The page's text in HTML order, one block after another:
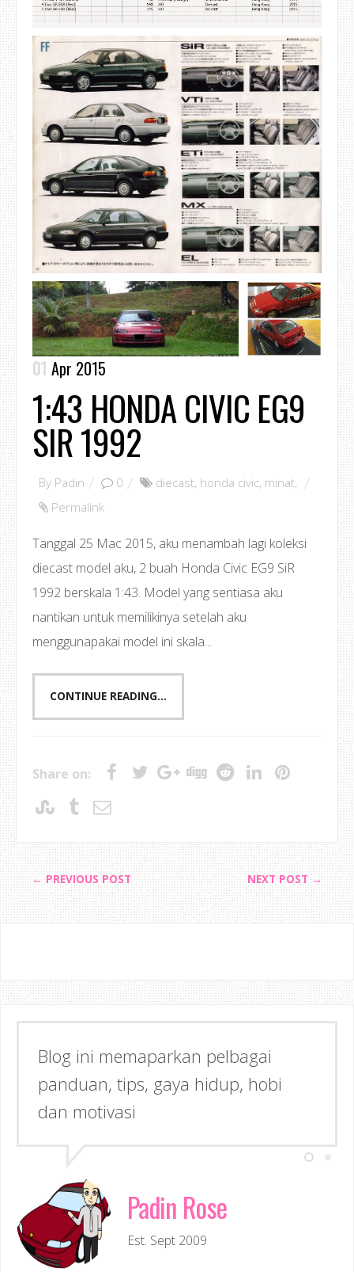
01 Apr 2015
1:43 HONDA CIVIC EG9
SIR 1992
By Padin 0 diecast, honda civic, minat,
Permalink
Tanggal 25 Mac 2015, aku menambah lagi koleksi
diecast model aku, 2 buah Honda Civic EG9 SiR
1992 berskala 1:43. Model yang sentiasa aku
nantikan untuk memilikinya setelah aku
menggunapakai model ini skala...
CONTINUE READING...
Share on:
← PREVIOUS POST NEXT POST →
Blog ini memaparkan pelbagai
panduan, tips, gaya hidup, hobi
dan motivasi
Padin Rose
Est. Sept 2009